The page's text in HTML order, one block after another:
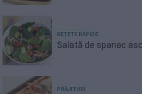
REȚETE RAPIDE
Salată de spanac
PRĂJITURI